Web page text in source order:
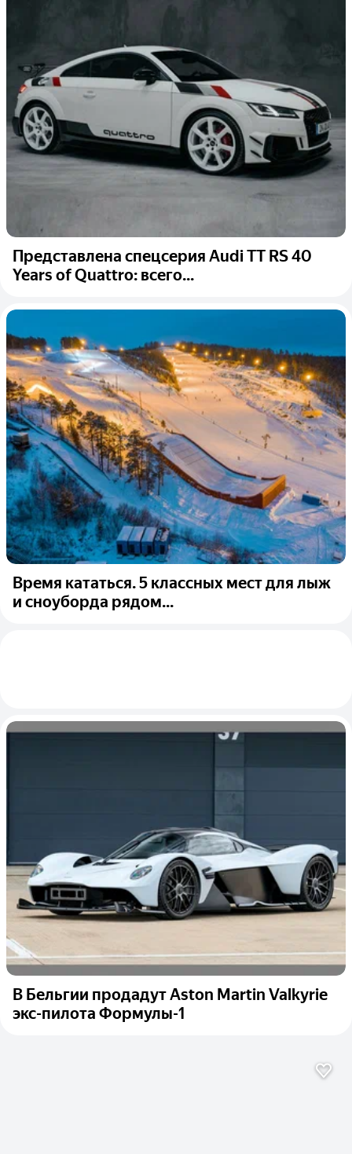
Представлена спецсерия Audi TT RS 40
Years of Quattro: всего...
Время кататься. 5 классных мест для лыж
и сноуборда рядом...
В Бельгии продадут Aston Martin Valkyrie
экс-пилота Формулы-1